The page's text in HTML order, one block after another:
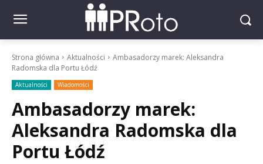
Strona główna Aktualności
Ambasadorzy marek: Aleksandra
Radomska dla Portu Łódź
Aktualności Wiadomości
Ambasadorzy marek:
Aleksandra Radomska dla
Portu Łódź